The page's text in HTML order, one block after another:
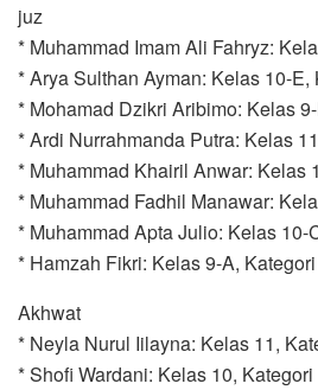
juz
* Muhammad Imam Ali Fahryz:
* Arya Sulthan Ayman: Kelas 10-E,
* Mohamad Dzikri Aribimo: Kelas
* Ardi Nurrahmanda Putra: Kelas
* Muhammad Khairil Anwar: Kelas
* Muhammad Fadhil Manawar:
* Muhammad Apta Julio: Kelas 10-
* Hamzah Fikri: Kelas 9-A,
Akhwat
* Neyla Nurul Iilayna: Kelas 11,
* Shofi Wardani: Kelas 10,